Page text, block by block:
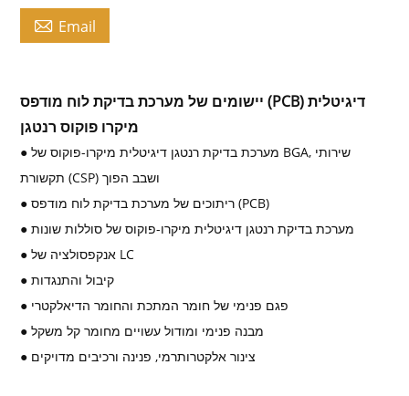
 Email
יישומים של מערכת בדיקת לוח מודפס (PCB) דיגיטלית
מיקרו פוקוס רנטגן
● מערכת בדיקת רנטגן דיגיטלית מיקרו-פוקוס של BGA, שירותי
● ריתוכים של מערכת בדיקת לוח מודפס (PCB)
● אנקפסולציה של LC
● קיבול והתנגדות
● פגם פנימי של חומר המתכת והחומר הדיאלקטרי
● מבנה פנימי ומודול עשויים מחומר קל משקל
● צינור אלקטרותרמי, פנינה ורכיבים מדויקים